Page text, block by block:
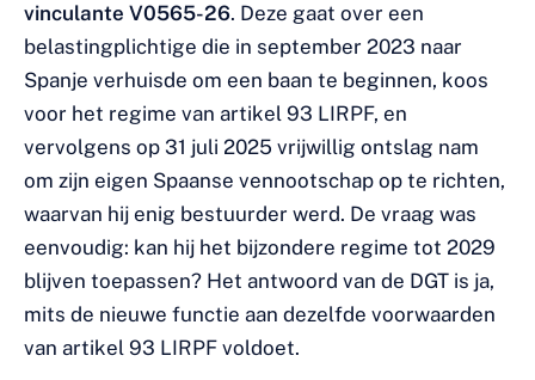
vinculante V0565-26. Deze gaat over een
belastingplichtige die in september 2023 naar
Spanje verhuisde om een baan te beginnen, koos
voor het regime van artikel 93 LIRPF, en
vervolgens op 31 juli 2025 vrijwillig ontslag nam
om zijn eigen Spaanse vennootschap op te richten,
waarvan hij enig bestuurder werd. De vraag was
eenvoudig: kan hij het bijzondere regime tot 2029
blijven toepassen? Het antwoord van de DGT is ja,
mits de nieuwe functie aan dezelfde voorwaarden
van artikel 93 LIRPF voldoet.